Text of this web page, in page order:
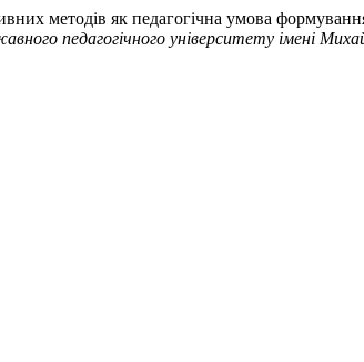
методів як педагогічна умова
педагогічного університету імені